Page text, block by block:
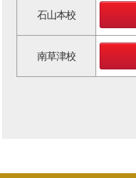
石山本校
南草津校